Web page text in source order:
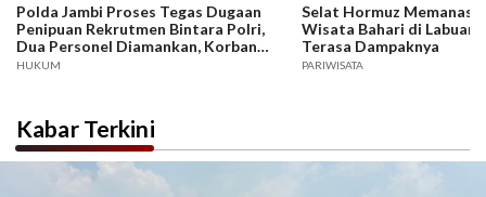
Polda Jambi Proses Tegas Dugaan
Penipuan Rekrutmen Bintara Polri,
Dua Personel Diamankan, Korban
Dari Rakyat Biasa Hingga Perwira,
HUKUM
Selat Hormuz Memanas,
Wisata Bahari di Labuan
Terasa Dampaknya
PARIWISATA
Kabar Terkini